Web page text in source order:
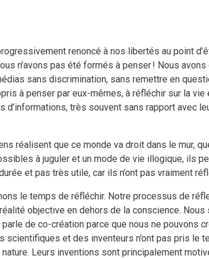
renoncé à nos libertés au point
n’avons pas été formés à penser ! Nous
sans discrimination, sans remettre en
à penser par eux-mêmes, à réfléchir sur la
très souvent sans rapport avec
réalisent que ce monde va droit dans le mur,
à juguler et un mode de vie illogique, ils
et pas très utile, car ils n’ont pas vraiment
le temps de réfléchir. Notre processus de
réalité objective en dehors de la conscience.
de co-création parce que nous ne pouvons
scientifiques et des inventeurs n’ont pas pris
Leurs inventions sont principalement